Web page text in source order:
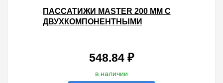
ПАССАТИЖИ MASTER 200 ММ С
ДВУХКОМПОНЕНТНЫМИ
548.84 ₽
в наличии